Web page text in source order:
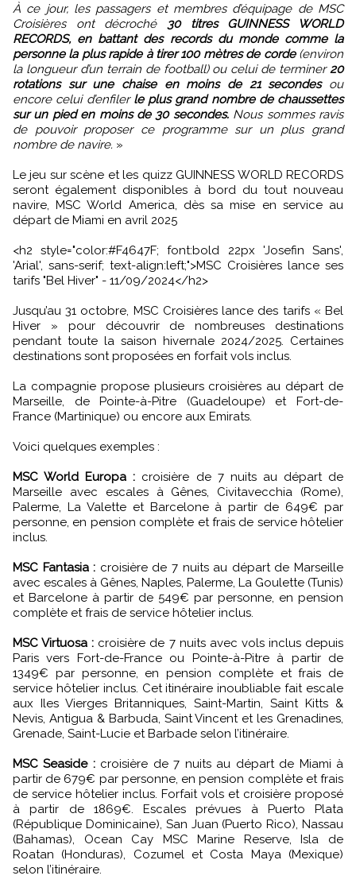
À ce jour, les passagers et membres d’équipage de MSC
Croisières ont décroché
30 titres GUINNESS WORLD
RECORDS, en battant des records du monde comme la
personne la plus rapide à tirer 100 mètres de corde (environ
la longueur d’un terrain de football) ou celui de terminer 20
rotations sur une chaise en moins de 21 secondesou
encore celui d’enfiler le plus grand nombre de chaussettes
sur un pied en moins de 30 secondes.Nous sommes ravis
de pouvoir proposer ce programme sur un plus grand
nombre de navire. »
Le jeu sur scène et les quizz GUINNESS WORLD RECORDS
seront également disponibles à bord du tout nouveau
navire, MSC World America, dès sa mise en service au
départ de Miami en avril 2025
<h2 style="color:#F4647F; font:bold 22px 'Josefin Sans',
'Arial', sans-serif; text-align:left;">MSC Croisières lance ses
tarifs "Bel Hiver" - 11/09/2024</h2>
Jusqu’au 31 octobre, MSC Croisières lance des tarifs « Bel
Hiver » pour découvrir de nombreuses destinations
pendant toute la saison hivernale 2024/2025. Certaines
destinations sont proposées en forfait vols inclus.
La compagnie propose plusieurs croisières au départ de
Marseille, de Pointe-à-Pitre (Guadeloupe) et Fort-de-
France (Martinique) ou encore aux Emirats.
Voici quelques exemples :
MSC World Europa : croisière de 7 nuits au départ de
Marseille avec escales à Gênes, Civitavecchia (Rome),
Palerme, La Valette et Barcelone à partir de 649€ par
personne, en pension complète et frais de service hôtelier
inclus.
MSC Fantasia : croisière de 7 nuits au départ de Marseille
avec escales à Gênes, Naples, Palerme, La Goulette (Tunis)
et Barcelone à partir de 549€ par personne, en pension
complète et frais de service hôtelier inclus.
MSC Virtuosa : croisière de 7 nuits avec vols inclus depuis
Paris vers Fort-de-France ou Pointe-à-Pitre à partir de
1349€ par personne, en pension complète et frais de
service hôtelier inclus. Cet itinéraire inoubliable fait escale
aux Iles Vierges Britanniques, Saint-Martin, Saint Kitts &
Nevis, Antigua & Barbuda, Saint Vincent et les Grenadines,
Grenade, Saint-Lucie et Barbade selon l’itinéraire.
MSC Seaside :croisière de 7 nuits au départ de Miami à
partir de 679€ par personne, en pension complète et frais
de service hôtelier inclus. Forfait vols et croisière proposé
à partir de 1869€. Escales prévues à Puerto Plata
(République Dominicaine), San Juan (Puerto Rico), Nassau
(Bahamas), Ocean Cay MSC Marine Reserve, Isla de
Roatan (Honduras), Cozumel et Costa Maya (Mexique)
selon l’itinéraire.